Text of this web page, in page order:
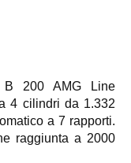
B 200 AMG Line
4 cilindri da 1.332
a 7 rapporti.
raggiunta a 2000